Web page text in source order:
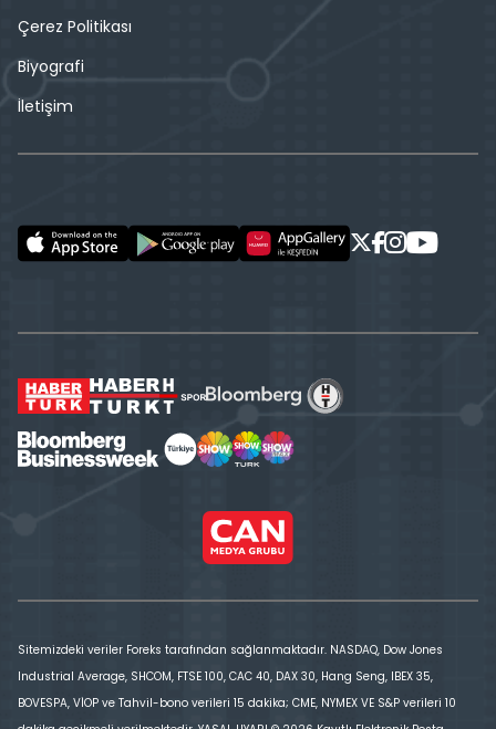
Çerez Politikası
Biyografi
İletişim
Sitemizdeki veriler Foreks tarafından sağlanmaktadır. NASDAQ, Dow Jones
Industrial Average, SHCOM, FTSE 100, CAC 40, DAX 30, Hang Seng, IBEX 35,
BOVESPA, VİOP ve Tahvil-bono verileri 15 dakika; CME, NYMEX VE S&P verileri 10